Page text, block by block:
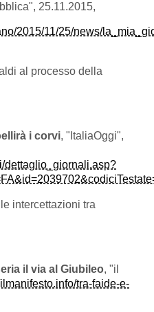
25.11.2015,
2015/11/25/news/
al processo della
i corvi, "ItaliaOggi",
dettaglio_giornali.asp?
intercettazioni tra
il via al Giubileo, "il
tra-faide-e-